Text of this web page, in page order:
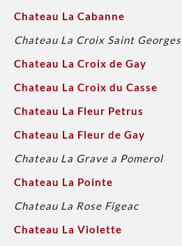
Chateau La Cabanne
Chateau La Croix Saint Georges
Chateau La Croix de Gay
Chateau La Croix du Casse
Chateau La Fleur Petrus
Chateau La Fleur de Gay
Chateau La Grave a Pomerol
Chateau La Pointe
Chateau La Rose Figeac
Chateau La Violette